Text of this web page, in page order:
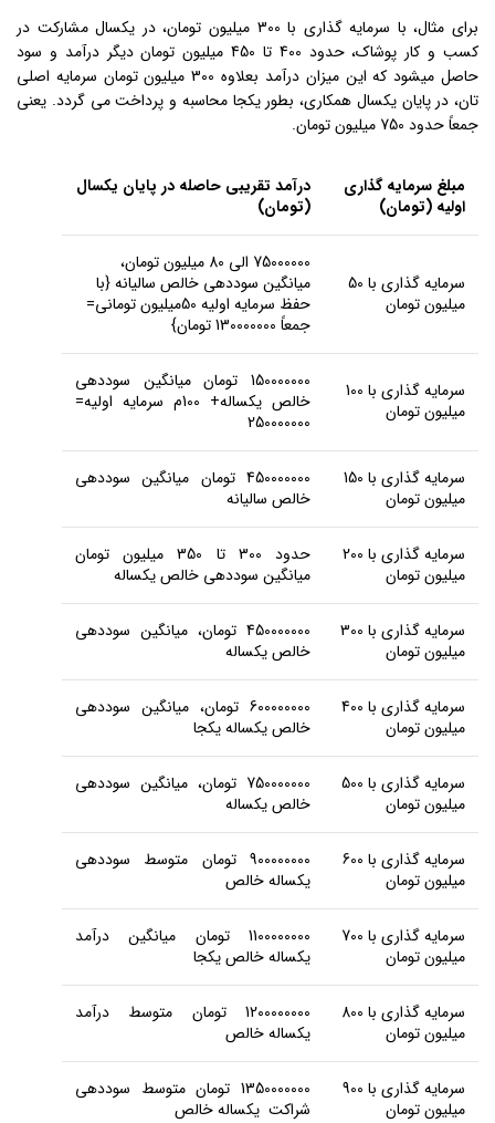
برای مثال، با سرمایه گذاری با 300 میلیون تومان، در یکسال مشارکت در
کسب و کار پوشاک، حدود 400 تا 450 میلیون تومان دیگر درآمد و سود
حاصل میشود که این میزان درآمد بعلاوه 300 میلیون تومان سرمایه اصلی
تان، در پایان یکسال همکاری، بطور یکجا محاسبه و پرداخت می گردد. یعنی
جمعاً حدود 750 میلیون تومان.
مبلغ سرمایه گذاری
اولیه (تومان)
درآمد تقریبی حاصله در پایان یکسال
(تومان)
سرمایه گذاری با 50
میلیون تومان
75000000 الی 80 میلیون تومان،
میانگین سوددهی خالص سالیانه {با
حفظ سرمایه اولیه 50میلیون تومانی=
جمعاً 130000000 تومان}
سرمایه گذاری با 100
میلیون تومان
150000000 تومان میانگین سوددهی
خالص یکساله+ 100م سرمایه اولیه=
250000000
سرمایه گذاری با 150
میلیون تومان
450000000 تومان میانگین سوددهی
خالص سالیانه
سرمایه گذاری با 200
میلیون تومان
حدود 300 تا 350 میلیون تومان
میانگین سوددهی خالص یکساله
سرمایه گذاری با 300
میلیون تومان
450000000 تومان، میانگین سوددهی
خالص یکساله
سرمایه گذاری با 400
میلیون تومان
600000000 تومان، میانگین سوددهی
خالص یکساله یکجا
سرمایه گذاری با 500
میلیون تومان
750000000 تومان، میانگین سوددهی
خالص یکساله
سرمایه گذاری با 600
میلیون تومان
900000000 تومان متوسط سوددهی
یکساله خالص
سرمایه گذاری با 700
میلیون تومان
1100000000 تومان میانگین درآمد
یکساله خالص یکجا
سرمایه گذاری با 800
میلیون تومان
1200000000 تومان متوسط درآمد
یکساله خالص
سرمایه گذاری با 900
میلیون تومان
1350000000 تومان متوسط سوددهی
شراکت یکساله خالص